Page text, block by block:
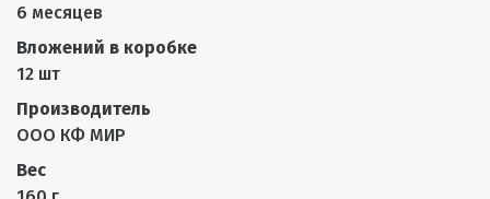
6 месяцев
Вложений в коробке
12 шт
Производитель
ООО КФ МИР
Вес